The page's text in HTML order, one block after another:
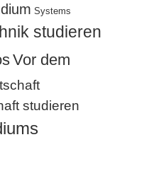
Systems
studieren
Vor dem
studieren